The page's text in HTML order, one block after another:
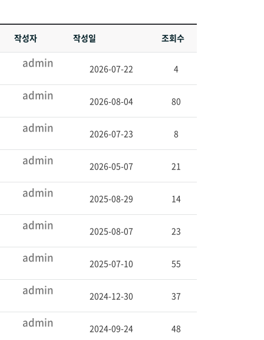
작성자 작성일 조회수
admin 2026-07-22 4
admin 2026-08-04 80
admin 2026-07-23 8
admin 2026-05-07 21
admin 2025-08-29 14
admin 2025-08-07 23
admin 2025-07-10 55
admin 2024-12-30 37
admin 2024-09-24 48